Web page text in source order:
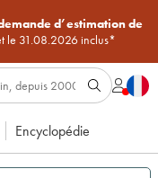
d’estimation de
le 31.08.2026 inclus*
Encyclopédie